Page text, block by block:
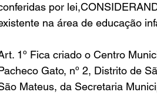
por
na área de educação
1º Fica criado o Centro
Gato, nº 2, Distrito de
Mateus, da Secretaria